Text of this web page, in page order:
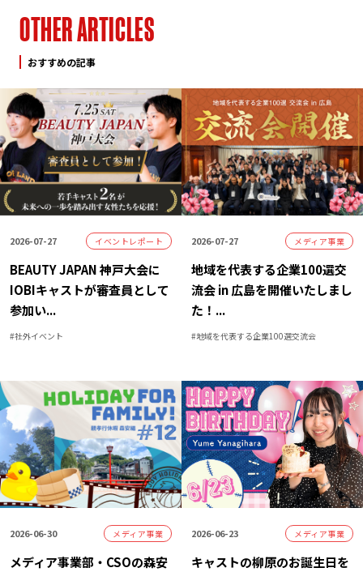
OTHERARTICLES
おすすめの記事
2026-07-27 イベントレポート
BEAUTY JAPAN 神戸大会に
IOBIキャストが審査員として
参加い...
#社外イベント
2026-07-27 メディア事業
地域を代表する企業100選交
流会 in 広島を開催いたしまし
た！ ...
#地域を代表する企業100選交流会
2026-06-30 メディア事業
メディア事業部・CSOの森安
2026-06-23 メディア事業
キャストの柳原のお誕生日を